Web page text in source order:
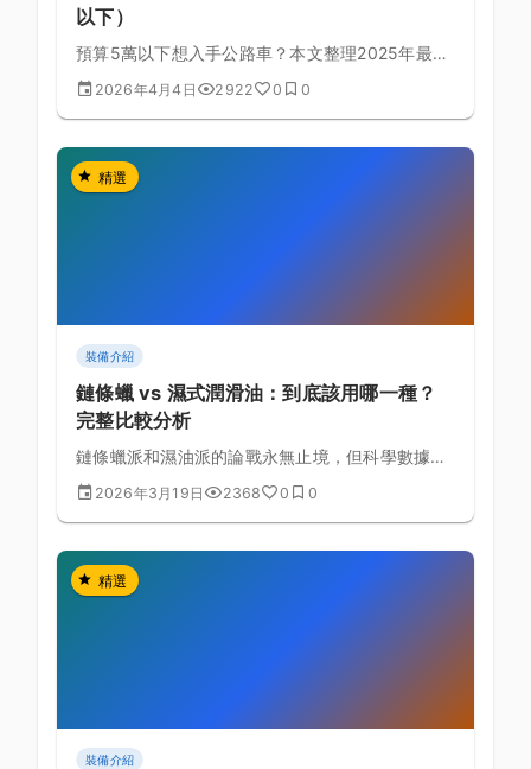
以下）
預算5萬以下想入手公路車？本文整理2025年最熱
門的入門車款，從車架材質到變速系統一次完整比
較，幫你選對第一台車。
2026年4月4日 2922 0 0
精選
裝備介紹
鏈條蠟 vs 濕式潤滑油：到底該用哪一種？
完整比較分析
鏈條蠟派和濕油派的論戰永無止境，但科學數據告
訴我們真正的差別在哪裡。
2026年3月19日 2368 0 0
精選
裝備介紹